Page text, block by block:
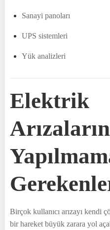
Sanayi panoları
UPS sistemleri
Yük analizleri
Elektrik
Birçok kullanıcı arızayı kendi
bir hareket büyük zarara yol